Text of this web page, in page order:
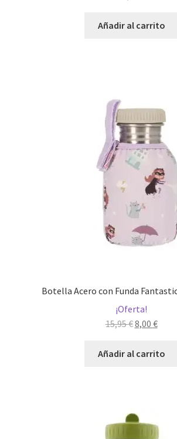
Añadir al carrito
Botella Acero con Funda
¡Oferta!
15,95€El
original
8,00 €El
actual
Añadir al carrito